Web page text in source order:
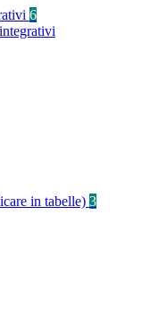
6
in tabelle) 3